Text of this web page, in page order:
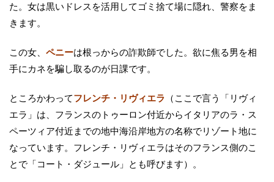
た。女は黒いドレスを活用してゴミ捨て場に隠れ、警察をま
きます。
この女、 ペニーは根っからの詐欺師でした。欲に焦る男を相
手にカネを騙し取るのが日課です。
ところかわってフレンチ・リヴィエラ （ここで言う「リヴィ
エラ」は、フランスのトゥーロン付近からイタリアのラ・ス
ペーツィア付近までの地中海沿岸地方の名称でリゾート地に
なっています。フレンチ・リヴィエラはそのフランス側のこ
とで「コート・ダジュール」とも呼びます）。